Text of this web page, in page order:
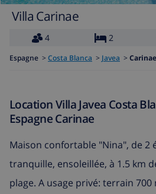
Villa Carinae
4
2
Espagne > Costa Blanca > Javea > Carinae
Location Villa Javea Costa
Espagne Carinae
Maison confortable "Nina", de 2
tranquille, ensoleillée, à 1.5 km
plage. A usage privé: terrain 700